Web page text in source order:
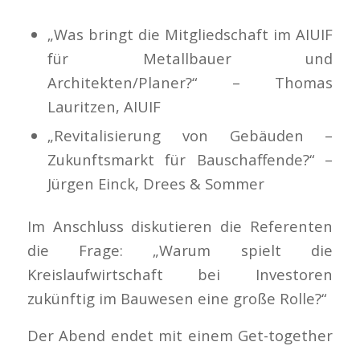
„Was bringt die Mitgliedschaft im AIUIF
für Metallbauer und
Architekten/Planer?“ – Thomas
Lauritzen, AIUIF
„Revitalisierung von Gebäuden –
Zukunftsmarkt für Bauschaffende?“ –
Jürgen Einck, Drees & Sommer
Im Anschluss diskutieren die Referenten
die Frage: „Warum spielt die
Kreislaufwirtschaft bei Investoren
zukünftig im Bauwesen eine große Rolle?“
Der Abend endet mit einem Get-together